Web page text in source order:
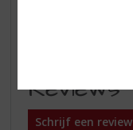
Reviews
Schrijf een review